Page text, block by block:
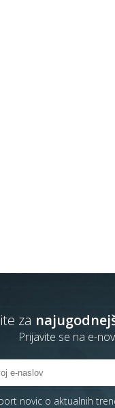
za
Prijavite se na e-
novic o aktualnih